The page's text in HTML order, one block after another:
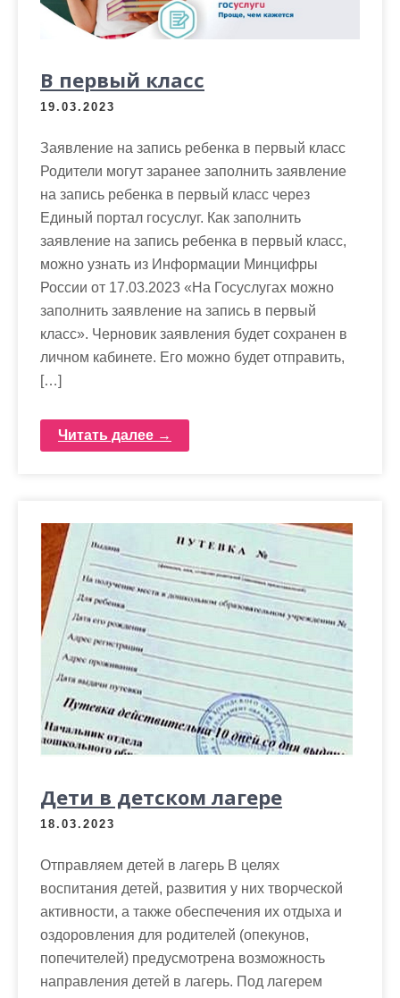
В первый класс
19.03.2023
Заявление на запись ребенка в первый класс
Родители могут заранее заполнить заявление
на запись ребенка в первый класс через
Единый портал госуслуг. Как заполнить
заявление на запись ребенка в первый класс,
можно узнать из Информации Минцифры
России от 17.03.2023 «На Госуслугах можно
заполнить заявление на запись в первый
класс». Черновик заявления будет сохранен в
личном кабинете. Его можно будет отправить,
[…]
Читать далее →
Дети в детском лагере
18.03.2023
Отправляем детей в лагерь В целях
воспитания детей, развития у них творческой
активности, а также обеспечения их отдыха и
оздоровления для родителей (опекунов,
попечителей) предусмотрена возможность
направления детей в лагерь. Под лагерем